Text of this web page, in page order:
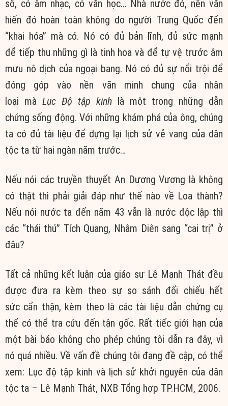
số, có âm nhạc, cóvăn học… Nhà nước đó, nềnvăn
hiến đó hoàn toàn không do người Trung Quốc đến
“khai hóa” mà có. Nó có đủ bản lĩnh, đủ sức mạnh
để tiếp thu những gì là tinh hoa và để tự vệ trước âm
mưu nô dịch của ngoại bang. Nó có đủ sự nổi trội để
đóng góp vào nền văn minh chung của nhân
loại mà Lục Độ tập kinh là một trong những dẫn
chứng sống động. Với những khám phá của ông, chúng
ta có đủ tài liệu để dựng lại lịch sử vẻ vang của dân
tộc ta từ hai ngàn năm trước…
Nếu nói các truyền thuyết An Dương Vương là không
có thật thì phải giải đáp như thế nào về Loa thành?
Nếu nói nước ta đến năm 43 vẫn là nước độc lập thì
các “thái thú” Tích Quang, Nhâm Diên sang “cai trị” ở
đâu?
Tất cả những kết luận của giáo sư Lê Mạnh Thát đều
được đưa ra kèm theo sự so sánh đối chiếu hết
sức cẩn thận, kèm theo là các tài liệu dẫn chứng cụ
thể có thể tra cứu đến tận gốc. Rất tiếc giới hạn của
một bài báo không cho phép chúng tôi dẫn ra đây, vì
nó quá nhiều. Về vấn đề chúng tôi đang đề cập, có thể
xem: Lục độ tập kinh và lịch sử khởi nguyên của dân
tộc ta – Lê Mạnh Thát, NXB Tổng hợp TP.HCM, 2006.